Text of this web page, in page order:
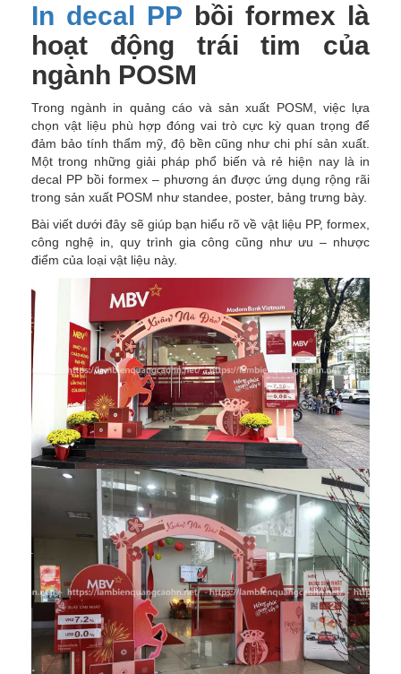
In decal PP bồi formex là
hoạt động trái tim của
ngành POSM
Trong ngành in quảng cáo và sản xuất POSM, việc lựa
chọn vật liệu phù hợp đóng vai trò cực kỳ quan trọng để
đảm bảo tính thẩm mỹ, độ bền cũng như chi phí sản xuất.
Một trong những giải pháp phổ biến và rẻ hiện nay là in
decal PP bồi formex – phương án được ứng dụng rộng rãi
trong sản xuất POSM như standee, poster, bảng trưng bày.
Bài viết dưới đây sẽ giúp bạn hiểu rõ về vật liệu PP, formex,
công nghệ in, quy trình gia công cũng như ưu – nhược
điểm của loại vật liệu này.